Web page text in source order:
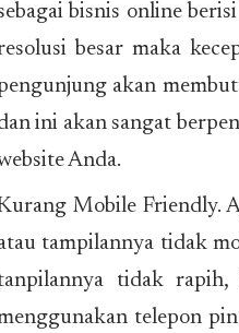
bisnis online
besar maka
akan
ini akan sangat
Anda.
Mobile Friendly.
tampilannya tidak
tidak rapih,
telepon